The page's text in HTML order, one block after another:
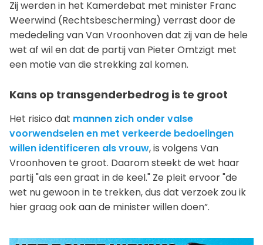
Zij werden in het Kamerdebat met minister Franc
Weerwind (Rechtsbescherming) verrast door de
mededeling van Van Vroonhoven dat zij van de hele
wet af wil en dat de partij van Pieter Omtzigt met
een motie van die strekking zal komen.
Kans op transgenderbedrog is te groot
Het risico dat mannen zich onder valse
voorwendselen en met verkeerde bedoelingen
willen identificeren als vrouw, is volgens Van
Vroonhoven te groot. Daarom steekt de wet haar
partij "als een graat in de keel." Ze pleit ervoor "de
wet nu gewoon in te trekken, dus dat verzoek zou ik
hier graag ook aan de minister willen doen”.